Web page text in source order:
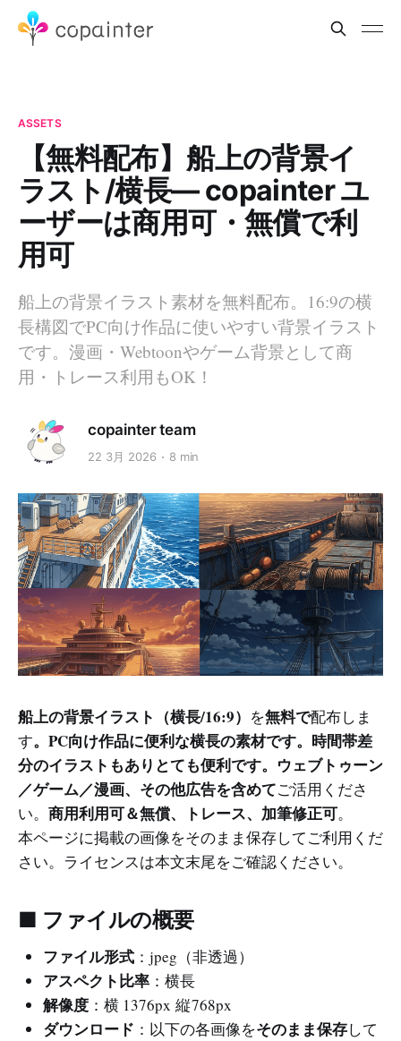
ASSETS
【無料配布】船上の背景イ
ラスト/横長— copainter ユ
ーザーは商用可・無償で利
用可
船上の背景イラスト素材を無料配布。16:9の横
長構図でPC向け作品に使いやすい背景イラスト
です。漫画・Webtoonやゲーム背景として商
用・トレース利用もOK！
copainter team
22 3月 2026 8 min
船上の背景イラスト（横長/16:9） を無料で配布しま
す。PC向け作品に便利な横長の素材です。時間帯差
分のイラストもありとても便利です。ウェブトゥーン
／ゲーム／漫画、その他広告を含めてご活用くださ
い。 商用利用可＆無償、トレース、加筆修正可。
本ページに掲載の画像をそのまま保存してご利用くだ
さい。ライセンスは本文末尾をご確認ください。
■ ファイルの概要
ファイル形式 ：jpeg（非透過）
アスペクト比率 ：横長
解像度 ：横 1376px 縦 768px
ダウンロード ：以下の各画像をそのまま保存して